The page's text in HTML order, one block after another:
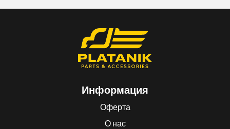
Информация
Оферта
О нас